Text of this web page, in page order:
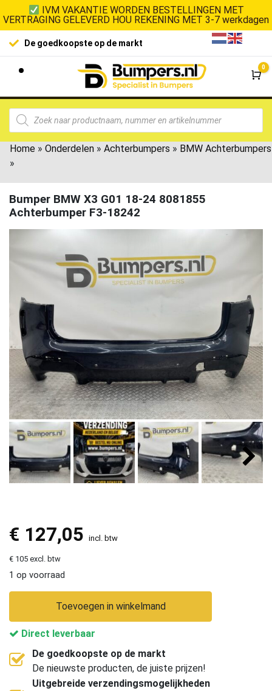
IVM VAKANTIE WORDEN BESTELLINGEN MET
VERTRAGING GELEVERD HOU REKENING MET 3-7 werkdagen
De goedkoopste op de markt
0
Home » Onderdelen » Achterbumpers » BMW Achterbumpers
»
Bumper BMW X3 G01 18-24 8081855
Achterbumper F3-18242
€ 127,05 incl. btw
€ 105 excl. btw
1 op voorraad
Toevoegen in winkelmand
Direct leverbaar
De goedkoopste op de markt
De nieuwste producten, de juiste prijzen!
Uitgebreide verzendingsmogelijkheden